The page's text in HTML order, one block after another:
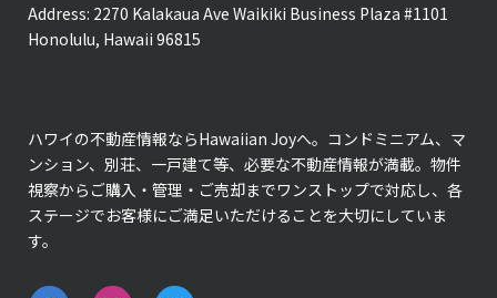
Address: 2270 Kalakaua Ave Waikiki Business Plaza #1101
Honolulu, Hawaii 96815
ハワイの不動産情報ならHawaiian Joyへ。コンドミニアム、マ
ンション、別荘、一戸建て等、必要な不動産情報が満載。物件
視察からご購入・管理・ご売却までワンストップで対応し、各
ステージでお客様にご満足いただけることを大切にしていま
す。